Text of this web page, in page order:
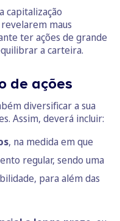
capitalização
maus
ter ações de grande
a carteira.
de ações
diversificar a sua
Assim, deverá incluir:
, na medida em que
regular, sendo uma
para além das